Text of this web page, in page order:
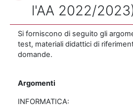
l'AA 2022/
Si forniscono di seguito gli
test, materiali didattici di
domande.
Argomenti
INFORMATICA: